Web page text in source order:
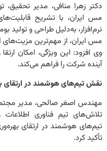
دکتر زهرا منافی، مدیر
مس ایران، با تشریح
نرم‌افزار، به‌دلیل طراحی و
مس ایران، از مهم‌ترین مزیت‌های
وی افزود: این ویژگی، امکان
آینده شرکت را فراهم می‌کند.
نقش تیم‌های هوشمند در ارتقای
مهندس اصغر صالحی، مدیر
تلاش‌های تیم فناوری اطلاعات
تیم‌های هوشمند در ارتقای
تأکید کرد.